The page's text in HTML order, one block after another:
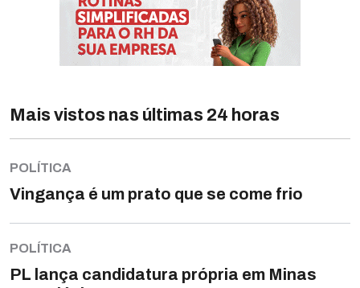
Mais vistos nas últimas 24 horas
POLÍTICA
Vingança é um prato que se come frio
POLÍTICA
PL lança candidatura própria em Minas